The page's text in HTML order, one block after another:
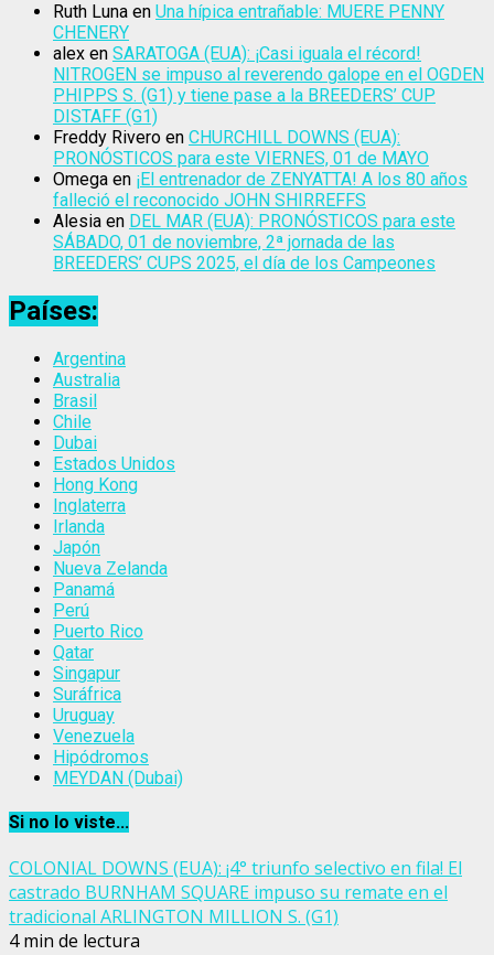
Ruth Luna en Una hípica entrañable: MUERE PENNY
CHENERY
alex en SARATOGA (EUA): ¡Casi iguala el récord!
NITROGEN se impuso al reverendo galope en el OGDEN
PHIPPS S. (G1) y tiene pase a la BREEDERS’ CUP
DISTAFF (G1)
Freddy Rivero en CHURCHILL DOWNS (EUA):
PRONÓSTICOS para este VIERNES, 01 de MAYO
Omega en ¡El entrenador de ZENYATTA! A los 80 años
falleció el reconocido JOHN SHIRREFFS
Alesia en DEL MAR (EUA): PRONÓSTICOS para este
SÁBADO, 01 de noviembre, 2ª jornada de las
BREEDERS’ CUPS 2025, el día de los Campeones
Países:
Argentina
Australia
Brasil
Chile
Dubai
Estados Unidos
Hong Kong
Inglaterra
Irlanda
Japón
Nueva Zelanda
Panamá
Perú
Puerto Rico
Qatar
Singapur
Suráfrica
Uruguay
Venezuela
Hipódromos
MEYDAN (Dubai)
Si no lo viste...
COLONIAL DOWNS (EUA): ¡4° triunfo selectivo en fila! El
castrado BURNHAM SQUARE impuso su remate en el
tradicional ARLINGTON MILLION S. (G1)
4 min de lectura